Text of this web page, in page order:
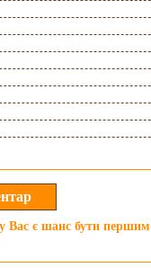
Вас є шанс бути